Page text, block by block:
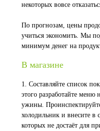
некоторых вовсе
По прогнозам, цены
учиться экономить. Мы
минимум денег на
В магазине
1. Составляйте список
этого разработайте меню
ужины.
холодильник и внесите в
которых не достаёт для